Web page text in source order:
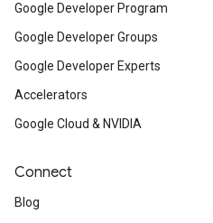
Google Developer Program
Google Developer Groups
Google Developer Experts
Accelerators
Google Cloud & NVIDIA
Connect
Blog